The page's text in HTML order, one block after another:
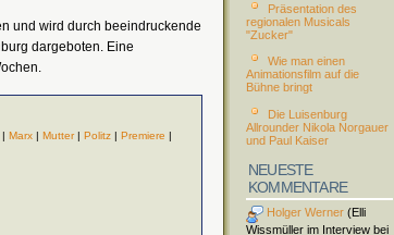
und wird durch beeindruckende
dargeboten. Eine
| Marx | Mutter| Politz | Premiere |
Präsentation des
regionalen Musicals
"Zucker"
Wie man einen
Animationsfilm auf die
Bühne bringt
Die Luisenburg
Allrounder Nikola Norgauer
und Paul Kaiser
NEUESTE
KOMMENTARE
Holger Werner (Elli
Wissmüller im Interview bei